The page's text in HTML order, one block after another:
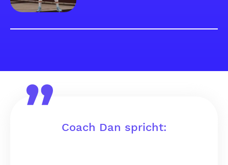
Coach Dan spricht: